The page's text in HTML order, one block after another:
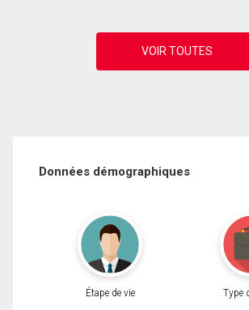
Données démographiques
Étape de vie Type